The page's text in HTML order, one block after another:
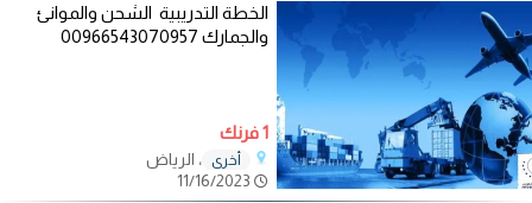
الخطة التدريبية الشحن والموانئ
والجمارك 00966543070957
1 فرنك
أخرى
، الرياض